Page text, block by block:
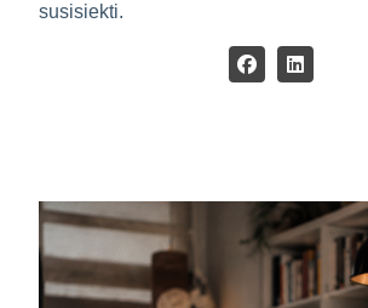
susisiekti.